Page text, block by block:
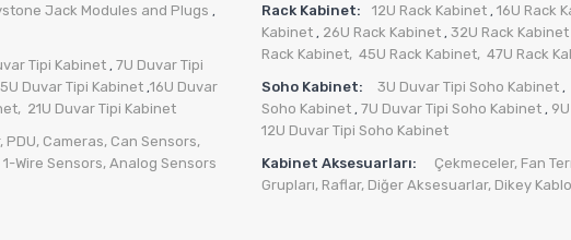
Jack Modules and Plugs ,
Tipi Kabinet , 7U Duvar Tipi
Duvar Tipi Kabinet ,16U Duvar
21U Duvar Tipi Kabinet
, PDU, Cameras, Can Sensors,
1-Wire Sensors, Analog Sensors
Rack Kabinet:
12U Rack Kabinet , 16U Rack
Kabinet , 26U Rack Kabinet , 32U Rack Kabinet
Rack Kabinet, 45U Rack Kabinet, 47U Rack
Soho Kabinet:
3U Duvar Tipi Soho Kabinet ,
Soho Kabinet , 7U Duvar Tipi Soho Kabinet ,
12U Duvar Tipi Soho Kabinet
Kabinet Aksesuarları:
Çekmeceler, Fan
Grupları, Raflar, Diğer Aksesuarlar, Dikey